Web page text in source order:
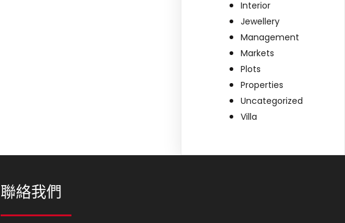
Interior
Jewellery
Management
Markets
Plots
Properties
Uncategorized
Villa
聯絡我們